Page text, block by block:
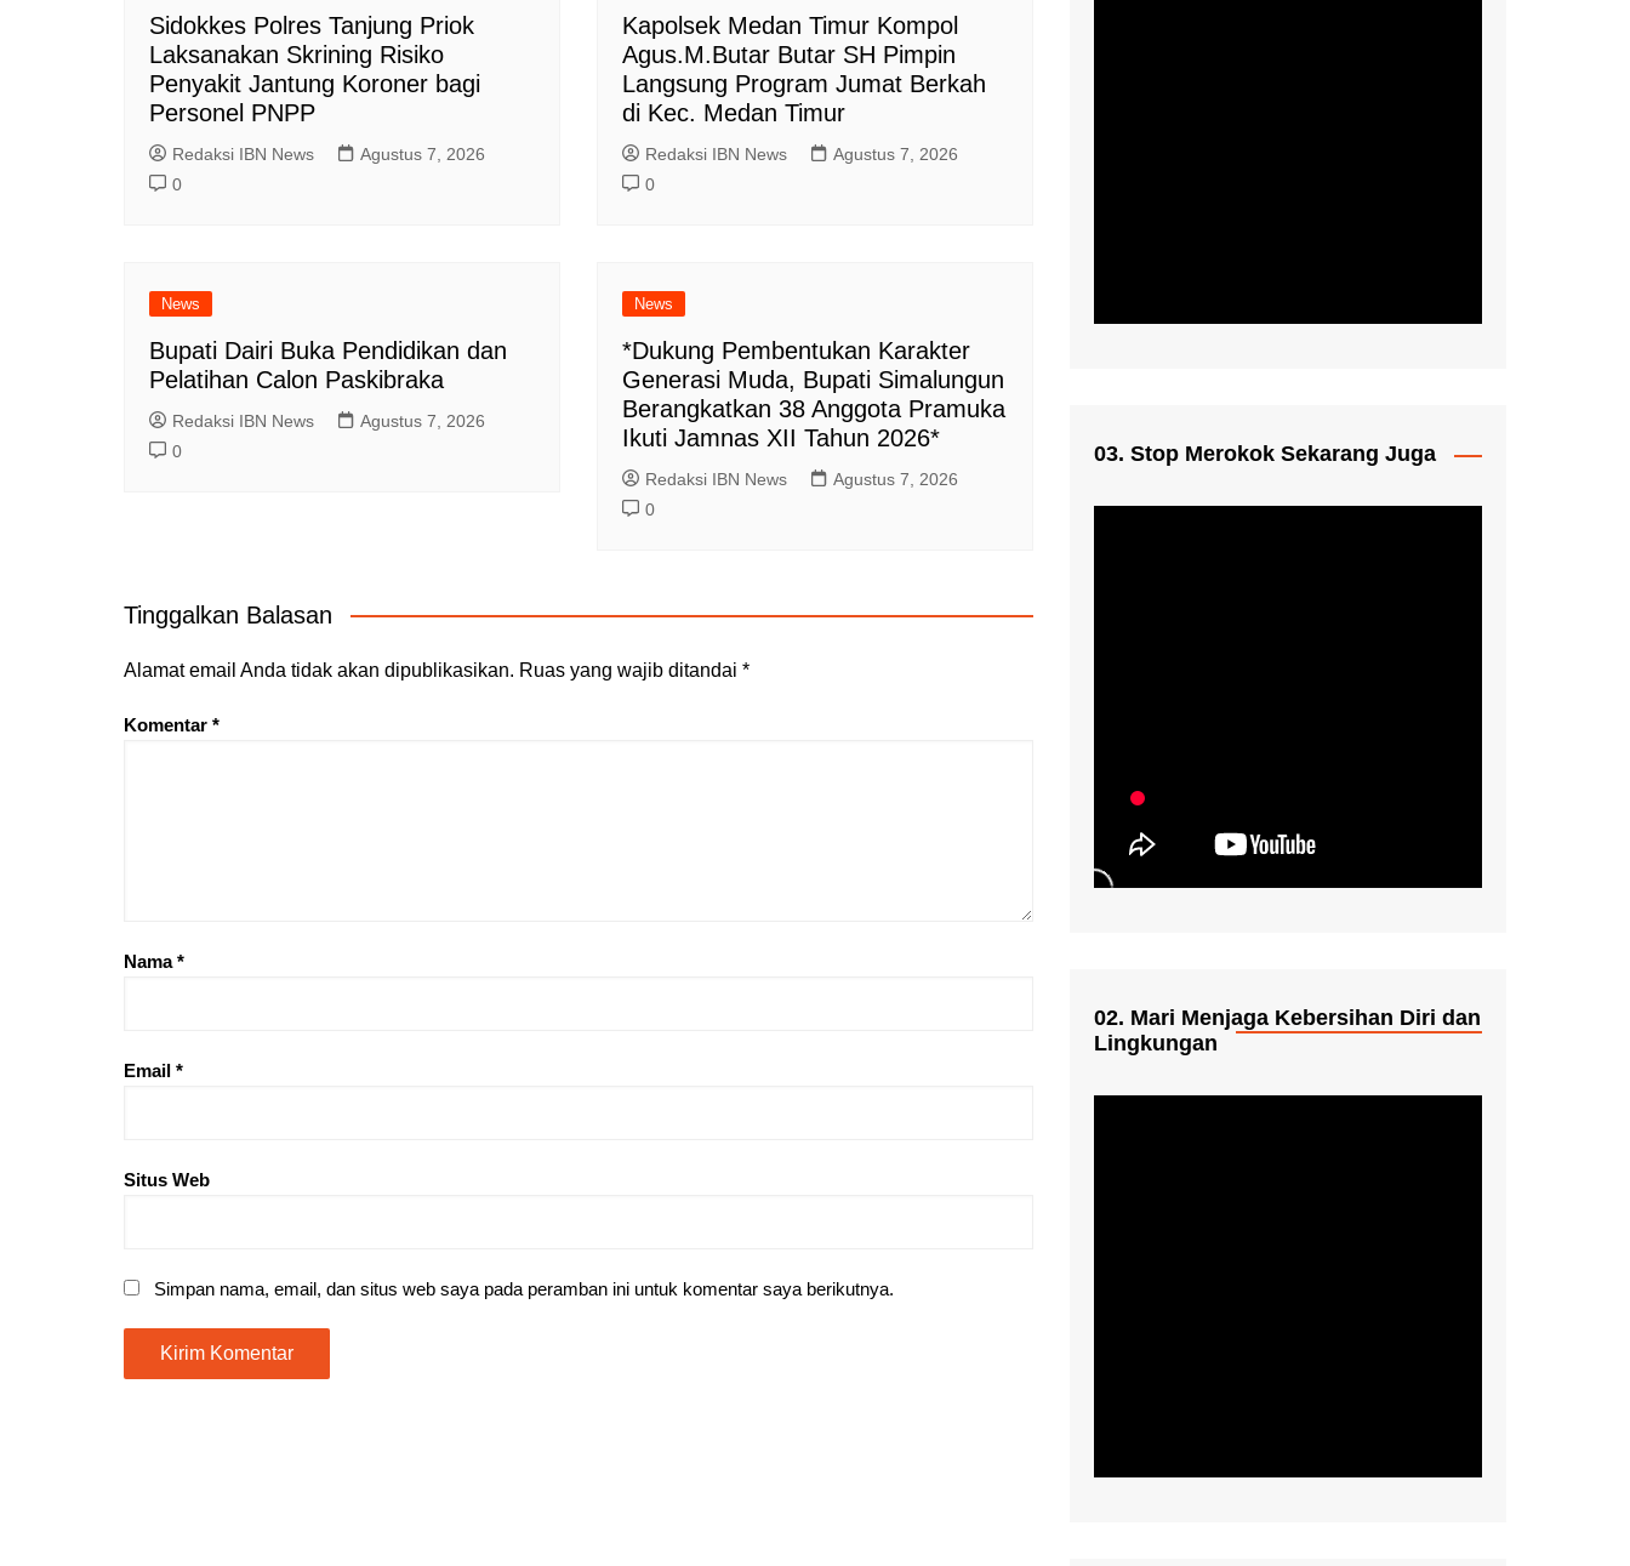
Sidokkes Polres Tanjung Priok
Laksanakan Skrining Risiko
Penyakit Jantung Koroner bagi
Personel PNPP
Redaksi IBN News
Agustus 7, 2026
0
Kapolsek Medan Timur Kompol
Agus.M.Butar Butar SH Pimpin
Langsung Program Jumat Berkah
di Kec. Medan Timur
Redaksi IBN News
Agustus 7, 2026
0
News
Bupati Dairi Buka Pendidikan dan
Pelatihan Calon Paskibraka
Redaksi IBN News
Agustus 7, 2026
0
News
*Dukung Pembentukan Karakter
Generasi Muda, Bupati Simalungun
Berangkatkan 38 Anggota Pramuka
Ikuti Jamnas XII Tahun 2026*
Redaksi IBN News
Agustus 7, 2026
0
Tinggalkan Balasan
Alamat email Anda tidak akan dipublikasikan. Ruas yang wajib ditandai *
Komentar *
Nama*
Email *
Situs Web
Simpan nama, email, dan situs web saya pada peramban ini untuk komentar saya berikutnya.
03. Stop Merokok Sekarang Juga
02. Mari Menjaga Kebersihan Diri dan
Lingkungan